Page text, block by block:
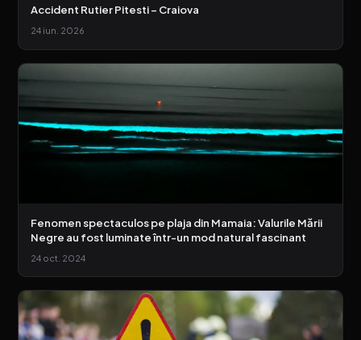
Accident Rutier Pitesti – Craiova
24 iun. 2026
Fenomen spectaculos pe plaja din Mamaia: Valurile Mării
Negre au fost luminate într-un mod natural fascinant
24 oct. 2024